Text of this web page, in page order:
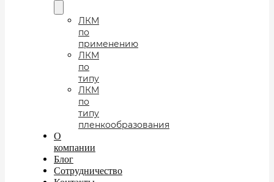
ЛКМ
по
применению
ЛКМ
по
типу
ЛКМ
по
типу
пленкообразования
О
компании
Блог
Сотрудничество